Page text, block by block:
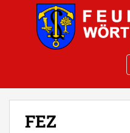
Skip to main content
FEZ